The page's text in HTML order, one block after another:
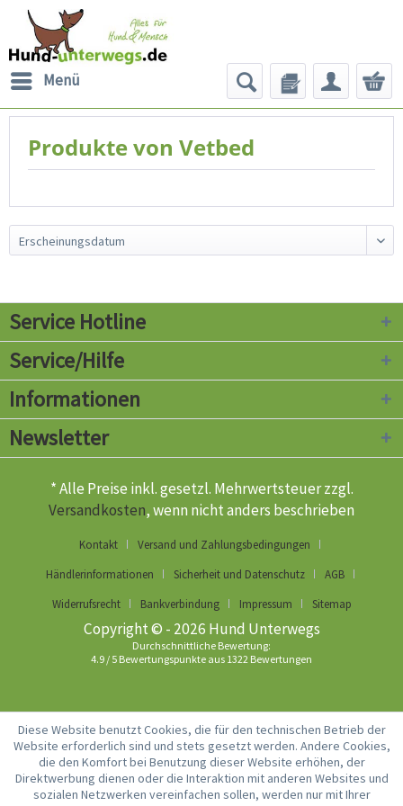
Menü
Produkte von Vetbed
Service Hotline
Service/Hilfe
Informationen
Newsletter
* Alle Preise inkl. gesetzl. Mehrwertsteuer zzgl.
Versandkosten, wenn nicht anders beschrieben
Kontakt
Versand und Zahlungsbedingungen
Händlerinformationen
Sicherheit und Datenschutz
AGB
Widerrufsrecht
Bankverbindung Impressum Sitemap
Copyright © - 2026 Hund Unterwegs
Durchschnittliche Bewertung:
4.9 / 5 Bewertungspunkte aus 1322 Bewertungen
Diese Website benutzt Cookies, die für den technischen Betrieb der
Website erforderlich sind und stets gesetzt werden. Andere Cookies,
die den Komfort bei Benutzung dieser Website erhöhen, der
Direktwerbung dienen oder die Interaktion mit anderen Websites und
sozialen Netzwerken vereinfachen sollen, werden nur mit Ihrer